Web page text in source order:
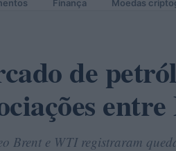
Finança Moedas
de
Brent e WTI registraram